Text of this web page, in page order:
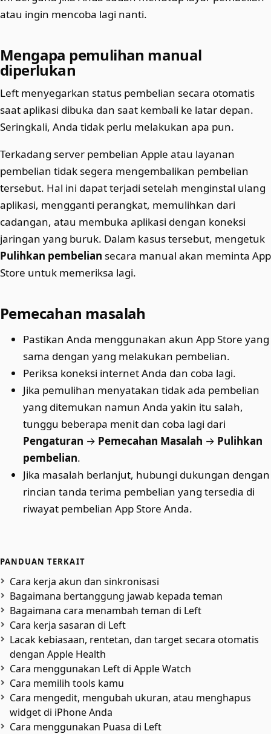
atau ingin mencoba lagi nanti.
Mengapa pemulihan manual
diperlukan
Left menyegarkan status pembelian secara otomatis
saat aplikasi dibuka dan saat kembali ke latar depan.
Seringkali, Anda tidak perlu melakukan apa pun.
Terkadang server pembelian Apple atau layanan
pembelian tidak segera mengembalikan pembelian
tersebut. Hal ini dapat terjadi setelah menginstal ulang
aplikasi, mengganti perangkat, memulihkan dari
cadangan, atau membuka aplikasi dengan koneksi
jaringan yang buruk. Dalam kasus tersebut, mengetuk
Pulihkan pembelian secara manual akan meminta App
Store untuk memeriksa lagi.
Pemecahan masalah
Pastikan Anda menggunakan akun App Store yang
sama dengan yang melakukan pembelian.
Periksa koneksi internet Anda dan coba lagi.
Jika pemulihan menyatakan tidak ada pembelian
yang ditemukan namun Anda yakin itu salah,
tunggu beberapa menit dan coba lagi dari
Pengaturan → Pemecahan Masalah → Pulihkan
pembelian.
Jika masalah berlanjut, hubungi dukungan dengan
rincian tanda terima pembelian yang tersedia di
riwayat pembelian App Store Anda.
PANDUAN TERKAIT
Cara kerja akun dan sinkronisasi
Bagaimana bertanggung jawab kepada teman
Bagaimana cara menambah teman di Left
Cara kerja sasaran di Left
Lacak kebiasaan, rentetan, dan target secara otomatis
dengan Apple Health
Cara menggunakan Left di Apple Watch
Cara memilih tools kamu
Cara mengedit, mengubah ukuran, atau menghapus
widget di iPhone Anda
Cara menggunakan Puasa di Left